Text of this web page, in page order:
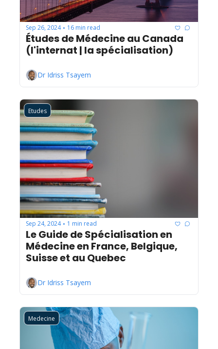
Sep 26, 2024 • 16 min read
Études de Médecine au Canada
(l'internat | la spécialisation)
Dr Idriss Tsayem
Etudes
Sep 24, 2024 • 1 min read
Le Guide de Spécialisation en
Médecine en France, Belgique,
Suisse et au Quebec
Dr Idriss Tsayem
Medecine